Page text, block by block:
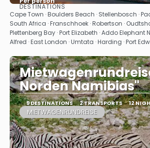
See
DESTINATIONS
Cape Town · Boulders Beach · Stellenbosch ·
South Africa · Franschhoek · Robertson ·
Plettenberg Bay · Port Elizabeth · Addo Elephant
Alfred · East London · Umtata · Harding · Port
Norden Namibias"
9 DESTINATIONS 2 TRANSPORTS 12
MIETWAGENRUNDREISE